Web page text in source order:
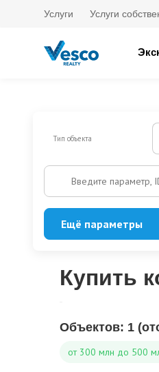
Услуги Услуги
Тип объекта
Введите параметр,
Ещё параметры
Купить
Объектов: 1
от 300 млн до 500